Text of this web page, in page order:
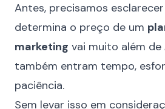
Antes, precisamos
determina o preço de um
marketing vai muito além de
também entram tempo,
paciência.
Sem levar isso em